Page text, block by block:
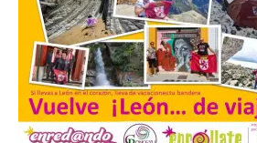
La Comisión actualiza su
programa insignia de
prácticas Blue Book,
abriéndolo a titulados de
EFP